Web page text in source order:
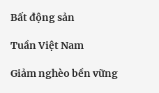
Bất động sản
Tuần Việt Nam
Giảm nghèo bền vững